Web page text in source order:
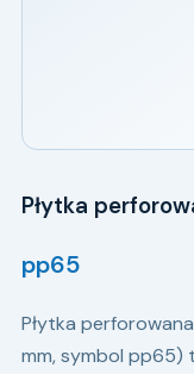
Płytka
pp65
Płytka
mm, symbol